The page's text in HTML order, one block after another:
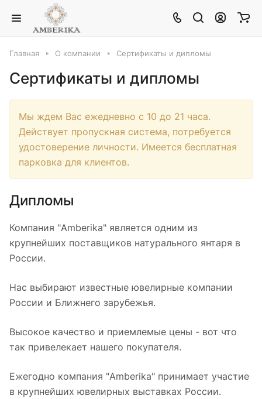
Главная О компании Сертификаты и дипломы
Сертификаты и дипломы
Мы ждем Вас ежедневно с 10 до 21 часа.
Действует пропускная система, потребуется
удостоверение личности. Имеется бесплатная
парковка для клиентов.
Дипломы
Компания "Amberika" является одним из
крупнейших поставщиков натурального янтаря в
России.
Нас выбирают известные ювелирные компании
России и Ближнего зарубежья.
Высокое качество и приемлемые цены - вот что
так привелекает нашего покупателя.
Ежегодно компания "Amberika" принимает участие
в крупнейших ювелирных выставках России.